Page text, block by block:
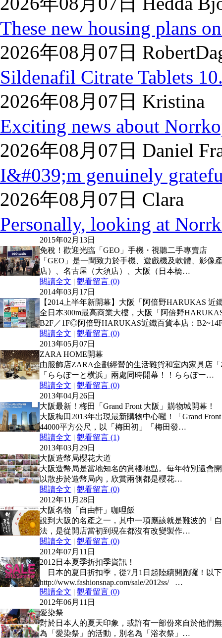
These new housing plans
2026年08月07日
Sildenafil Citrate Tablets
2026年08月07日 Kristina
Exciting news about
2026年08月07日 Daniel
I&#039;m genuinely
2026年08月07日 Clara
Personally, looking at
2015年02月13日
免稅！歡迎光臨「GEO」手機・視聽二手專賣店
「GEO」是一間致力於手機、遊戲機及軟體、影
店）、名古屋（大須店）、大阪（日本橋…
閱讀全文 | 觀看留言 (0)
2014年03月17日
【2014上半年新開幕】大阪「阿倍野HARUKAS 近
全日本300m最高商業大樓，大阪「阿倍野
B2F／1F◎阿倍野HARUKAS近鐵百貨本店：
閱讀全文 | 觀看留言 (0)
2013年05月07日
ZARA HOME開幕
由服飾店ZARA企劃經營的生活雜貨和室內家具店
「ららぽーと横浜」兩處同時開幕！！ららぽー…
閱讀全文 | 觀看留言 (0)
2013年04月26日
大阪最新！梅田「Grand Front 大阪」購物城開幕！
大阪梅田2013年出現最新購物中心囉！「Grand
44000平方公尺，以「梅田初」「梅田發…
閱讀全文 | 觀看留言 (1)
2013年03月29日
大阪造幣局櫻花大道
大阪造幣局是當地知名的賞櫻地點。每年特別還會
以散步於造幣局內，欣賞兩側都是櫻花…
閱讀全文 | 觀看留言 (0)
2012年11月28日
大阪名物「自由軒」咖哩飯
說到大阪的名產之一，其中一項應該就是難波的「
法，是從開店當初到現在都沒有改變製作…
閱讀全文 | 觀看留言 (0)
2012年07月11日
2012日本夏季折扣季資訊！
日本的夏日折扣季，從7月1日起陸續開跑囉！以
http://www.fashionsnap.com/sale/2012ss/ …
閱讀全文 | 觀看留言 (0)
2012年06月11日
愛染祭
對於日本人的夏天印象，或許有一部份來自於他們
為「愛染祭」的活動，別名為「浴衣祭」…